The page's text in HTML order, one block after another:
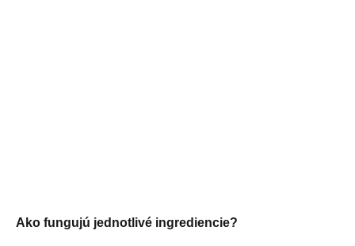
Ako fungujú jednotlivé ingrediencie?